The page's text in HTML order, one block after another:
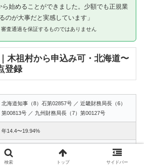
始めることができました。少額でも正規業
のが大事だと実感しています」
査通過を保証するものではありません
木祖村から申込み可・北海道〜
登録
北海道知事（8）石第02857号 ／ 近畿財務局長（6）
第00813号 ／ 九州財務局長（7）第00127号
年14.4〜19.94%
1万〜50万円
検索 トップ サイドバー